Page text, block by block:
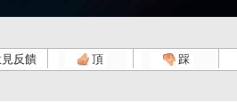
反饋 頂 踩